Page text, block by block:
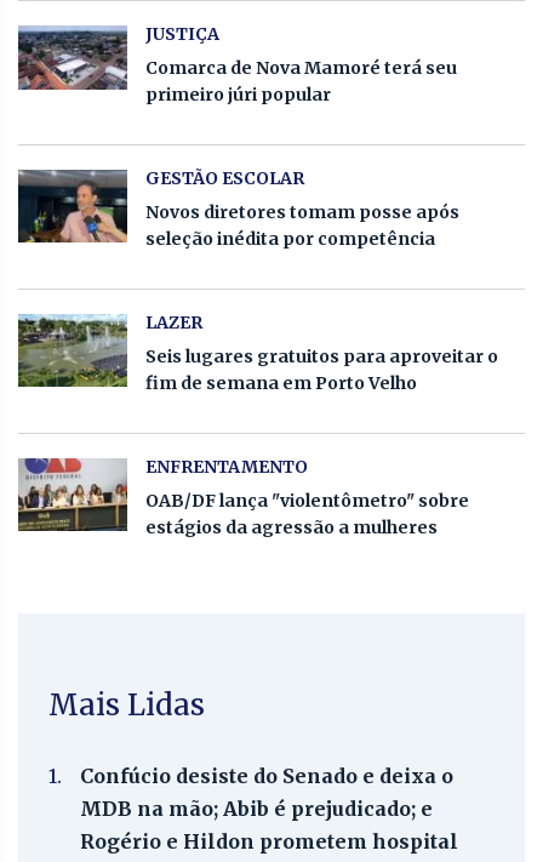
JUSTIÇA
Comarca de Nova Mamoré terá seu
primeiro júri popular
GESTÃO ESCOLAR
Novos diretores tomam posse após
seleção inédita por competência
LAZER
Seis lugares gratuitos para aproveitar o
fim de semana em Porto Velho
ENFRENTAMENTO
OAB/DF lança "violentômetro" sobre
estágios da agressão a mulheres
Mais Lidas
1.
Confúcio desiste do Senado e deixa o
MDB na mão; Abib é prejudicado; e
Rogério e Hildon prometem hospital